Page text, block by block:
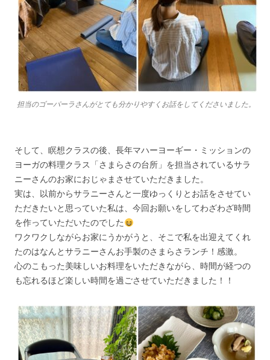
担当のゴーパーラさんがとても分かりやすくお話をしてくださいました。
そして、瞑想クラスの後、長年マハーヨーギー・ミッションの
ヨーガの料理クラス「さまらさの台所」を担当されているサラ
ニーさんのお家におじゃまさせていただきました。
実は、以前からサラニーさんと一度ゆっくりとお話をさせてい
ただきたいと思っていた私は、今回お願いをしてわざわざ時間
を作っていただいたのでした
ワクワクしながらお家にうかがうと、そこで私を出迎えてくれ
たのはなんとサラニーさんお手製のさまらさランチ！感激。
心のこもった美味しいお料理をいただきながら、時間が経つの
も忘れるほど楽しい時間を過ごさせていただきました！！